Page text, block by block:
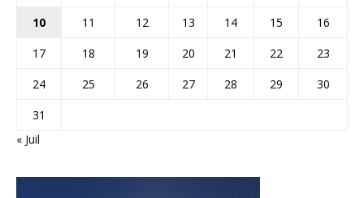
10
11 12 13 14 15
16
17
18 19 20 21 22
23
24
25 26 27 28 29
30
31
« Juil